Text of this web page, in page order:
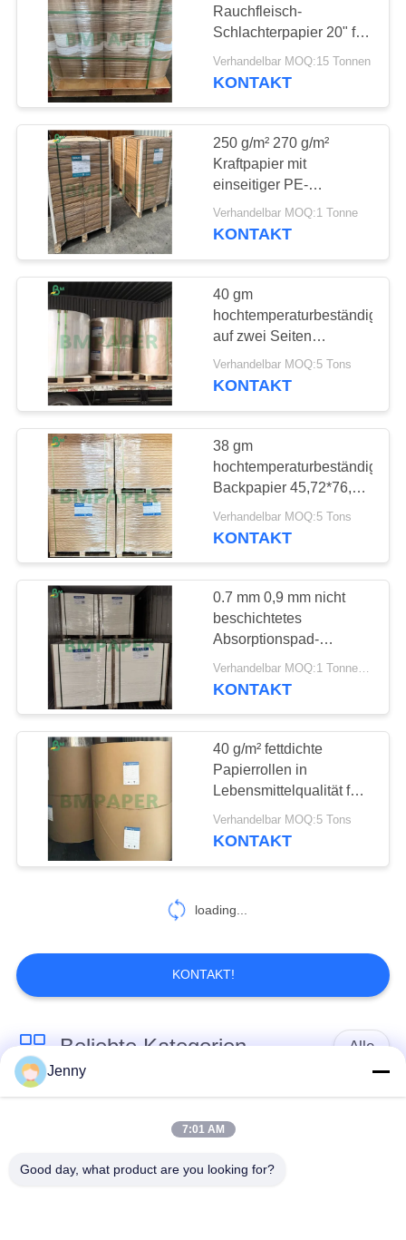
PRIVACY
POLICY
Offsetdruckpapier
Glanz-
Kunstdruckpapier
398
Unbeschichtetes
Papier Woodfree
261
SBS-Karton
338
473
Cad-Plotterpapier
Rauchfleisch-
Schlachterpapier 20" für
BBQ-Anwendung
Verhandelbar MOQ:15 Tonnen
KONTAKT
250 g/m² 270 g/m²
Kraftpapier mit
einseitiger PE-
Beschichtung 15 g/m² für
Lunchboxen 70 x 100
Verhandelbar MOQ:1 Tonne
KONTAKT
40 gm
hochtemperaturbeständiges,
auf zwei Seiten
beschichtetes
Backpapier
Verhandelbar MOQ:5 Tons
KONTAKT
38 gm
hochtemperaturbeständiges
Backpapier 45,72*76,2
cm
Verhandelbar MOQ:5 Tons
KONTAKT
0.7 mm 0,9 mm nicht
beschichtetes
Absorptionspad-
Linienpapier für
Getränkeunterstände 70
Verhandelbar MOQ:1 Tonne für gemeinsame Größe und 10 Tonnen für die besondere Größe
KONTAKT
40 g/m² fettdichte
Papierrollen in
Lebensmittelqualität für
die
Hamburgerverpackung
Verhandelbar MOQ:5 Tons
KONTAKT
loading...
KONTAKT!
Beliebte Kategorien Alle
Kraftpapierrolle
Jenny
7:01 AM
Good day, what product are you looking for?